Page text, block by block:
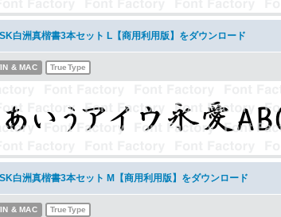
白洲真楷書3本セット L【商用利用版】をダウンロード
& MAC TrueType
白洲真楷書3本セット M【商用利用版】をダウンロード
& MAC TrueType